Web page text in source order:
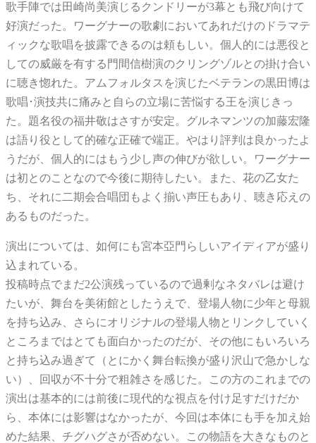
歌手陣では田崎尚美演じるクンドリーが3幕とも飛び向けて
好演だった。ワーグナーの歌劇においてあれだけのドラマテ
ィックな歌唱を披露できるのは頼もしい。個人的には悪役と
しての威厳を有する門間信樹演のクリングゾルとの掛け合い
に聴き惚れた。アムフォルタスを演じたベテランの黒田博は
歌唱･演技共に痛みと自らの立場に苦悩する王を演じきっ
た。題名役の福井敬はさすが安定。グルネマンツの加藤宏隆
は語り役として的確な正確で端正。やはり評判は良かったよ
うだが、個人的にはもう少し声の伸びが欲しい。ワーグナー
は初とのことなので今後に期待したい。また、花の乙女た
ち、それに二期会合唱団もよく揃い声圧もあり、聴き応えの
あるものだった。
演出については、如何にも宮本亞門らしいアイディアが盛り
込まれている。
投稿時点でまだ2公演残っているので過剰なネタバレは避け
たいが、舞台を美術館としたうえで、登場人物に少年と母親
を持ち込み、さらにオリジナルの登場人物とリンクしていく
ところまではとても面白かったのだが、その他にもいろいろ
と持ち込み過ぎて（とにかく舞台転換が盛り沢山で急かしな
い）、回収が不十分で粗雑さを感じた。この方のこれまでの
演出は基本的には前後に現代的な視点を付け足すだけだか
ら、本体には影響はなかったが、今回は本体にも手を加え始
めた結果、チグハグさが否めない。この物語を大きなものと